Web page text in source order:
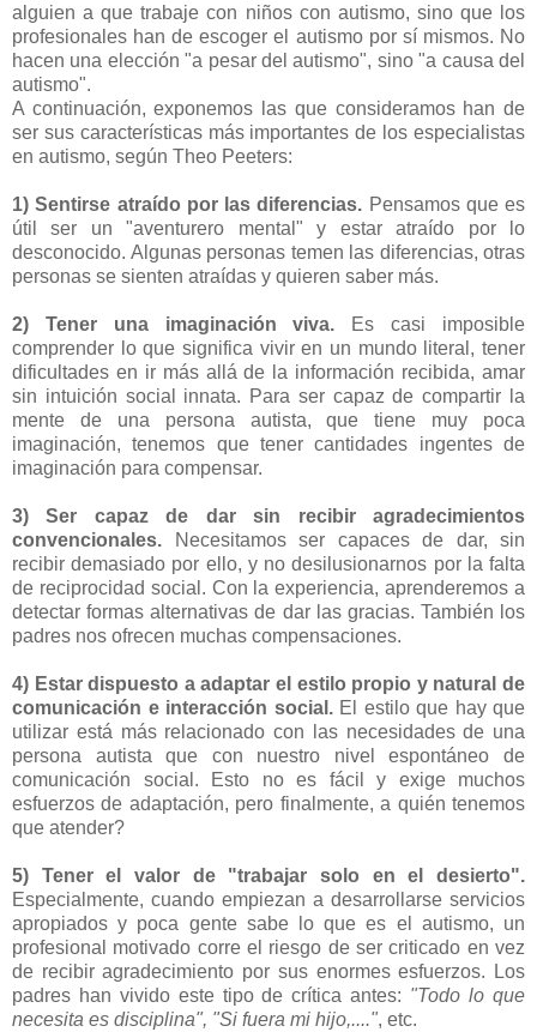
alguien a que trabaje con niños con autismo, sino que los
profesionales han de escoger el autismo por sí mismos. No
hacen una elección "a pesar del autismo", sino "a causa del
autismo".
A continuación, exponemos las que consideramos han de
ser sus características más importantes de los especialistas
en autismo, según Theo Peeters:
1) Sentirse atraído por las diferencias. Pensamos que es
útil ser un "aventurero mental" y estar atraído por lo
desconocido. Algunas personas temen las diferencias, otras
personas se sienten atraídas y quieren saber más.
2) Tener una imaginación viva. Es casi imposible
comprender lo que significa vivir en un mundo literal, tener
dificultades en ir más allá de la información recibida, amar
sin intuición social innata. Para ser capaz de compartir la
mente de una persona autista, que tiene muy poca
imaginación, tenemos que tener cantidades ingentes de
imaginación para compensar.
3) Ser capaz de dar sin recibir agradecimientos
convencionales. Necesitamos ser capaces de dar, sin
recibir demasiado por ello, y no desilusionarnos por la falta
de reciprocidad social. Con la experiencia, aprenderemos a
detectar formas alternativas de dar las gracias. También los
padres nos ofrecen muchas compensaciones.
4) Estar dispuesto a adaptar el estilo propio y natural de
comunicación e interacción social.El estilo que hay que
utilizar está más relacionado con las necesidades de una
persona autista que con nuestro nivel espontáneo de
comunicación social. Esto no es fácil y exige muchos
esfuerzos de adaptación, pero finalmente, a quién tenemos
que atender?
5) Tener el valor de "trabajar solo en el desierto".
Especialmente, cuando empiezan a desarrollarse servicios
apropiados y poca gente sabe lo que es el autismo, un
profesional motivado corre el riesgo de ser criticado en vez
de recibir agradecimiento por sus enormes esfuerzos. Los
padres han vivido este tipo de crítica antes: "Todo lo que
necesita es disciplina", "Si fuera mi hijo,....", etc.